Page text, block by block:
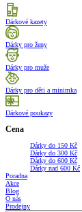
Dárkové kazety
Dárky pro ženy
Dárky pro muže
Dárky pro děti a minimka
Dárkové poukazy
Cena
Dárky do 150 Kč
Dárky do 300 Kč
Dárky do 600 Kč
Dárky nad 600 Kč
Poradna
Akce
Blog
O nás
Prodejny